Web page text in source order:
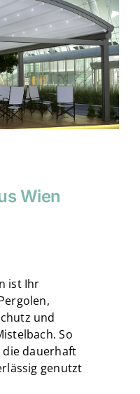
Wien
ist Ihr
und
So
die dauerhaft
genutzt